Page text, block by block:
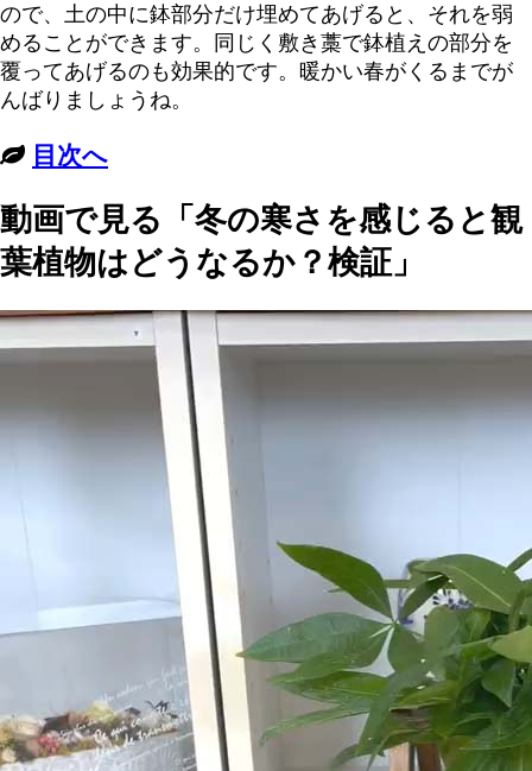
ので、土の中に鉢部分だけ埋めてあげると、それを弱
めることができます。同じく敷き藁で鉢植えの部分を
覆ってあげるのも効果的です。暖かい春がくるまでが
んばりましょうね。
目次へ
動画で見る「冬の寒さを感じると観
葉植物はどうなるか？検証」